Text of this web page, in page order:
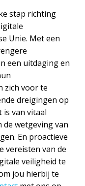
stap richting
Unie. Met een
een uitdaging en
zich voor te
dreigingen op
is van vitaal
wetgeving van
En proactieve
vereisten van de
veiligheid te
jou hierbij te